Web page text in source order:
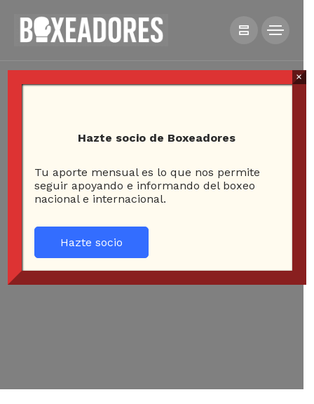
Hazte socio de Boxeadores
Tu aporte mensual es lo que nos permite
seguir apoyando e informando del boxeo
nacional e internacional.
Hazte socio
×